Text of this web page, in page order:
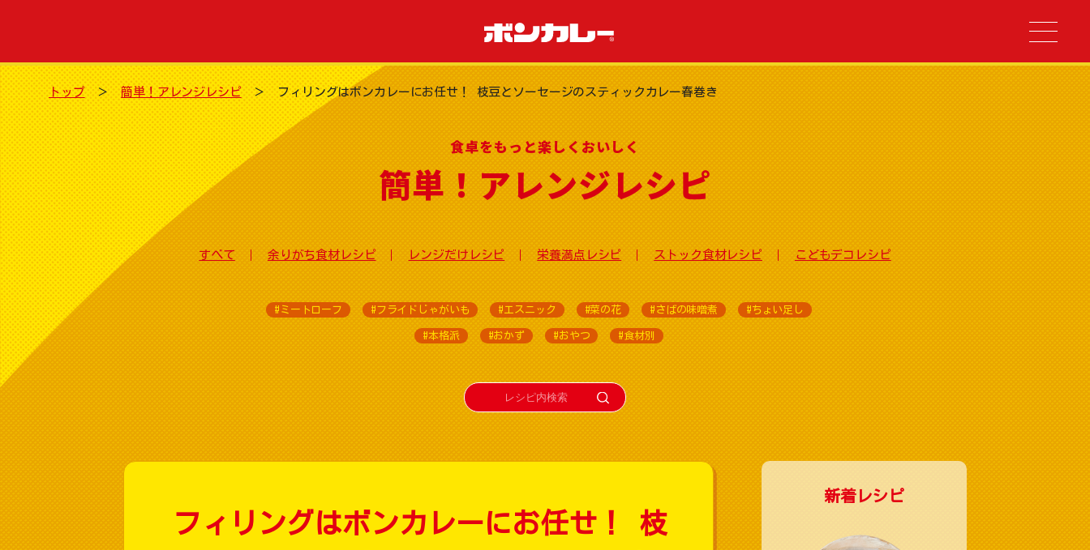
トップ 簡単！アレンジレシピ フィリングはボンカレーにお任せ！ 枝豆とソーセージのスティックカレー春巻き
食卓をもっと楽しくおいしく
簡単！アレンジレシピ
すべて 余りがち食材レシピ レンジだけレシピ 栄養満点レシピ ストック食材レシピ こどもデコレシピ
#ミートローフ #フライドじゃがいも #エスニック #菜の花 #さばの味噌煮 #ちょい足し
#本格派 #おかず #おやつ #食材別
フィリングはボンカレーにお任せ！ 枝
新着レシピ